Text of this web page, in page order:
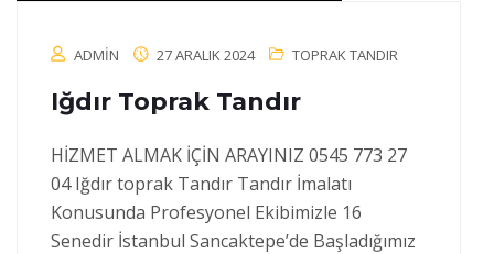
ADMIN 27 ARALIK 2024 TOPRAK TANDIR
Iğdır Toprak Tandır
HİZMET ALMAK İÇİN ARAYINIZ 0545 773 27
04 Iğdır toprak Tandır Tandır İmalatı
Konusunda Profesyonel Ekibimizle 16
Senedir İstanbul Sancaktepe’de Başladığımız